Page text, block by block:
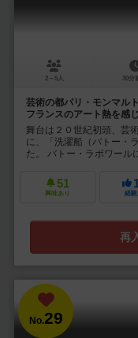
2～5人 30分
芸術の都パリ・モンマル
フランスのアート熱を感
舞台は２０世紀初頭、芸
に、「洗濯船（バトー・
た。 バトー・ラボワール
51
興味あり 経験
再
No.29